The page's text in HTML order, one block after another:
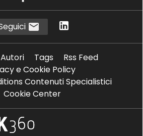
Autori Tags
Rss Feed
e Cookie Policy
Contenuti Specialistici
Cookie Center